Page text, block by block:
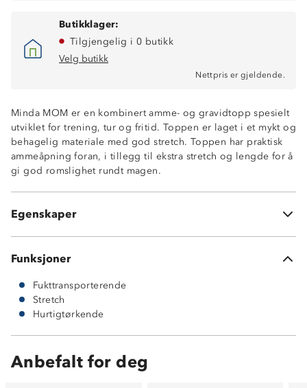
Butikklager:
Tilgjengelig i 0 butikk
Velg butikk
Nettpris er gjeldende.
Minda MOM er en kombinert amme- og gravidtopp spesielt
utviklet for trening, tur og fritid. Toppen er laget i et mykt og
behagelig materiale med god stretch. Toppen har praktisk
ammeåpning foran, i tillegg til ekstra stretch og lengde for å
gi god romslighet rundt magen.
Egenskaper
94% polyester og 6 % elastan
Funksjoner
Fukttransporterende
Stretch
Hurtigtørkende
Anbefalt for deg